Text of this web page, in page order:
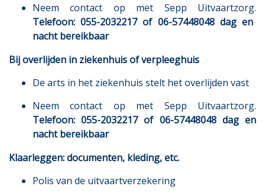
Neem contact op met Sepp Uitvaartzorg.
Telefoon: 055-2032217 of 06-57448048 dag en
nacht bereikbaar
Bij overlijden in ziekenhuis of verpleeghuis
De arts in het ziekenhuis stelt het overlijden vast
Neem contact op met Sepp Uitvaartzorg.
Telefoon: 055-2032217 of 06-57448048 dag en
nacht bereikbaar
Klaarleggen: documenten, kleding, etc.
Polis van de uitvaartverzekering